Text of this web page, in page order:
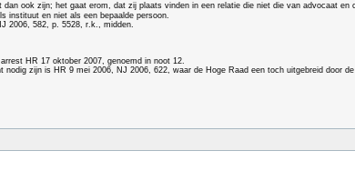
ook zijn; het gaat erom, dat zij plaats vinden in een relatie die niet die van advocaat
instituut en niet als een bepaalde persoon.
2006, 582, p. 5528, r.k., midden.
HR 17 oktober 2007, genoemd in noot 12.
zijn is HR 9 mei 2006, NJ 2006, 622, waar de Hoge Raad een toch uitgebreid door